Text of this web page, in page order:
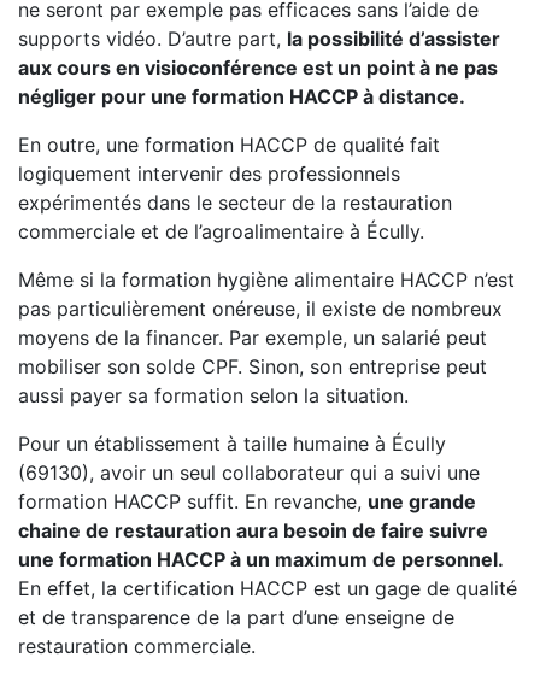
ne seront par exemple pas efficaces sans l’aide de
supports vidéo. D’autre part, la possibilité d’assister
aux cours en visioconférence est un point à ne pas
négliger pour une formation HACCP à distance.
En outre, une formation HACCP de qualité fait
logiquement intervenir des professionnels
expérimentés dans le secteur de la restauration
commerciale et de l’agroalimentaire à Écully.
Même si la formation hygiène alimentaire HACCP n’est
pas particulièrement onéreuse, il existe de nombreux
moyens de la financer. Par exemple, un salarié peut
mobiliser son solde CPF. Sinon, son entreprise peut
aussi payer sa formation selon la situation.
Pour un établissement à taille humaine à Écully
(69130), avoir un seul collaborateur qui a suivi une
formation HACCP suffit. En revanche, une grande
chaine de restauration aura besoin de faire suivre
une formation HACCP à un maximum de personnel.
En effet, la certification HACCP est un gage de qualité
et de transparence de la part d’une enseigne de
restauration commerciale.